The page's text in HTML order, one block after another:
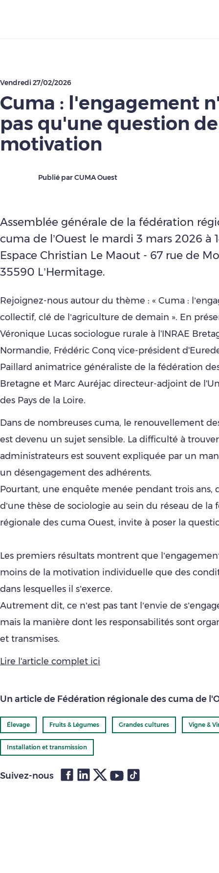
Vendredi 27/02/2026
Cuma : l'engagement
pas qu'une question de
motivation
Publié par CUMA Ouest
Assemblée générale de la fédération
cuma de l’Ouest le mardi 3 mars 2026 à
Espace Christian Le Maout - 67 rue de
35590 L’Hermitage.
Rejoignez-nous autour du thème : « Cuma :
collectif, clé de l’agriculture de demain ». En
Véronique Lucas sociologue rurale à l'INRAE
Normandie, Frédéric Conq vice-président
Paillard animatrice généraliste de la fédération
Bretagne et Marc Auréjac directeur-adjoint de
des Pays de la Loire.
Dans de nombreuses cuma, le renouvellement
est devenu un sujet sensible. La difficulté à
administrateurs est souvent expliquée par un
un désengagement des adhérents.
Pourtant, une enquête menée pendant trois ans,
d’une thèse de sociologie au sein du réseau de la
régionale des cuma Ouest, invite à poser la
Les premiers résultats montrent que
moins de la motivation individuelle que des
dans lesquelles il s’exerce.
Autrement dit, ce n’est pas tant l’envie de
mais la manière dont les responsabilités sont
et transmises.
Lire l'article complet ici
Un article de Fédération régionale des cuma de
Élevage Fruits & Légumes Grandes cultures Vigne &
Installation et transmission
Suivez-nous